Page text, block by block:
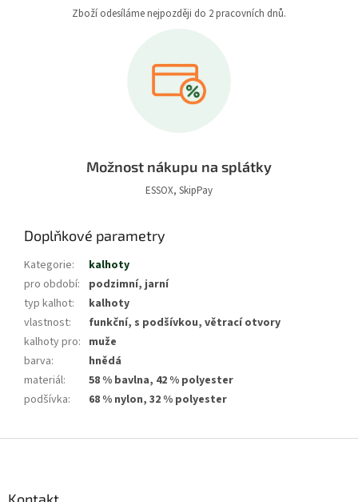
Zboží odesíláme nejpozději do 2 pracovních dnů.
Možnost nákupu na splátky
ESSOX, SkipPay
Doplňkové parametry
Kategorie:
kalhoty
pro období:
podzimní, jarní
typ kalhot:
kalhoty
vlastnost:
funkční, s podšívkou, větrací otvory
kalhoty pro: muže
barva:
hnědá
materiál:
58 % bavlna, 42 % polyester
podšívka: 68 % nylon, 32 % polyester